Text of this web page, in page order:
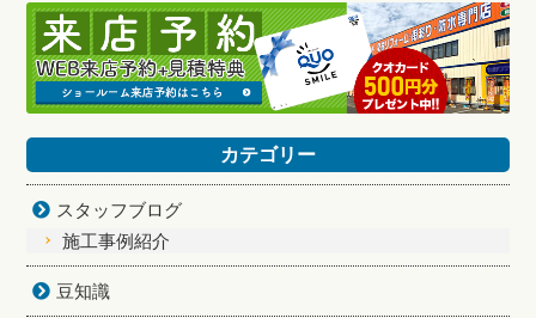
カテゴリー
スタッフブログ
施工事例紹介
豆知識